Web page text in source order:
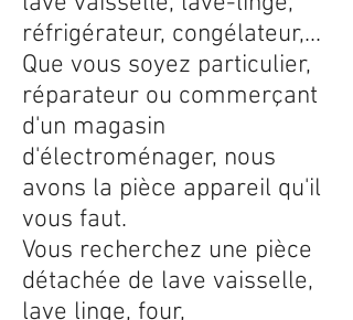
réfrigérateur, congélateur,...
Que vous soyez particulier,
réparateur ou commerçant
d'un magasin
d'électroménager, nous
avons la pièce appareil qu'il
vous faut.
Vous recherchez une pièce
détachée de lave vaisselle,
lave linge, four,